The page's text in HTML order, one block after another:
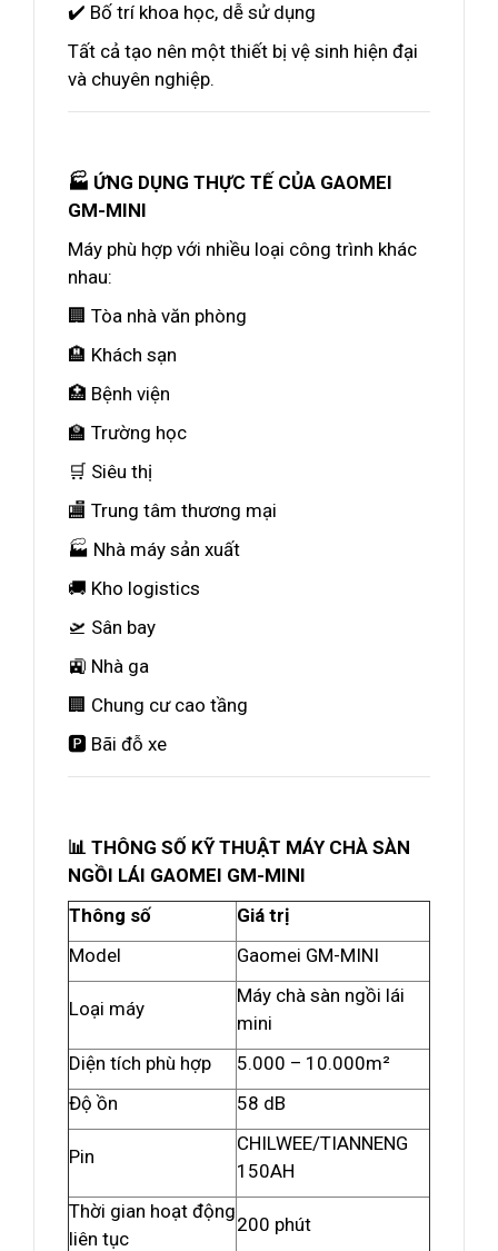
✔️ Bố trí khoa học, dễ sử dụng
Tất cả tạo nên một thiết bị vệ sinh hiện đại
và chuyên nghiệp.
🏭 ỨNG DỤNG THỰC TẾ CỦA GAOMEI
GM-MINI
Máy phù hợp với nhiều loại công trình khác
nhau:
🏢 Tòa nhà văn phòng
🏨 Khách sạn
🏥 Bệnh viện
🏫 Trường học
🛒 Siêu thị
🏬 Trung tâm thương mại
🏭 Nhà máy sản xuất
🚚 Kho logistics
🛫 Sân bay
🚉 Nhà ga
🏢 Chung cư cao tầng
🅿️ Bãi đỗ xe
📊 THÔNG SỐ KỸ THUẬT MÁY CHÀ SÀN
NGỒI LÁI GAOMEI GM-MINI
Thông số
Giá trị
Model
Gaomei GM-MINI
Loại máy
Máy chà sàn ngồi lái
mini
Diện tích phù hợp
5.000 – 10.000m²
Độ ồn
58 dB
Pin
CHILWEE/TIANNENG
150AH
Thời gian hoạt động
liên tục
200 phút